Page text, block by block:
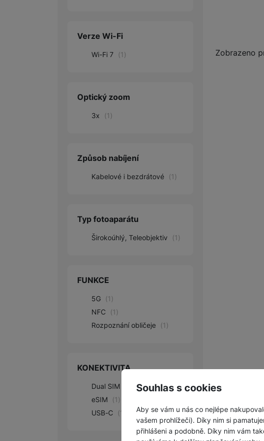
Souhlas s cookies
Aby se vám u nás co nejlépe
vašem prohlížeči). Díky nim si
přihlášeni a podobně. Díky nim vám
Verze Wi-Fi
Wi-Fi 7 (1)
Optický zoom
3x (1)
Způsob nabíjení
Kabelové i bezdrátové (1)
Typ fotoaparátu
Širokoúhlý, Teleobjektiv (1)
FUNKCE
5G (1)
NFC
(1)
Rozpoznání obličeje
(1)
KONEKTIVITA
Dual SIM
eSIM
(1)
USB-C
(1
Zobrazeno